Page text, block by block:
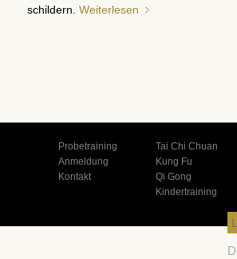
schildern. Weiterlesen
Probetraining
Anmeldung
Kontakt
Tai Chi Chuan
Kung Fu
Qi Gong
Kindertraining